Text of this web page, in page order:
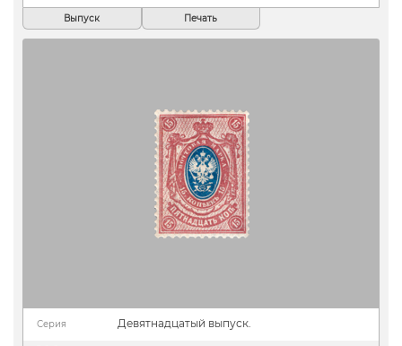
Выпуск Печать
Серия Девятнадцатый выпуск.